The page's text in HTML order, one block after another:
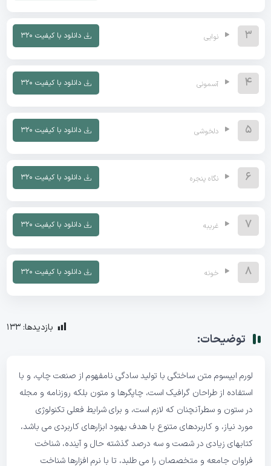
3 نوایی دانلود با کیفیت ۳۲۰
4 آسمونی دانلود با کیفیت ۳۲۰
5 دلخوشی دانلود با کیفیت ۳۲۰
6 نگاه پنجره دانلود با کیفیت ۳۲۰
7 غریبه دانلود با کیفیت ۳۲۰
8 خونه دانلود با کیفیت ۳۲۰
توضیحات:
بازدیدها: 133
لورم ایپسوم متن ساختگی با تولید سادگی نامفهوم از صنعت چاپ، و با
استفاده از طراحان گرافیک است، چاپگرها و متون بلکه روزنامه و مجله
در ستون و سطرآنچنان که لازم است، و برای شرایط فعلی تکنولوژی
مورد نیاز، و کاربردهای متنوع با هدف بهبود ابزارهای کاربردی می باشد،
کتابهای زیادی در شصت و سه درصد گذشته حال و آینده، شناخت
فراوان جامعه و متخصصان را می طلبد، تا با نرم افزارها شناخت